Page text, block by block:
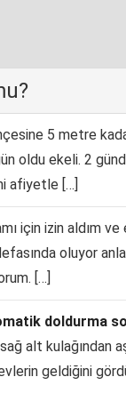
5 metre
oldu ekeli. 2
afiyetle […]
için izin aldım
oluyor
[…]
doldurma
alt
geldiğini